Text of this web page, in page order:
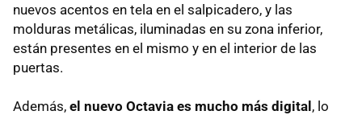
nuevos acentos en tela en el salpicadero, y las
molduras metálicas, iluminadas en su zona inferior,
están presentes en el mismo y en el interior de las
puertas.
Además, el nuevo Octavia es mucho más digital, lo